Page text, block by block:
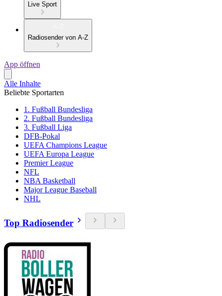
Live Sport
Radiosender von A-Z
App öffnen
Alle Inhalte
Beliebte Sportarten
1. Fußball Bundesliga
2. Fußball Bundesliga
3. Fußball Liga
DFB-Pokal
UEFA Champions League
UEFA Europa League
Premier League
NFL
NBA Basketball
Major League Baseball
NHL
Top Radiosender